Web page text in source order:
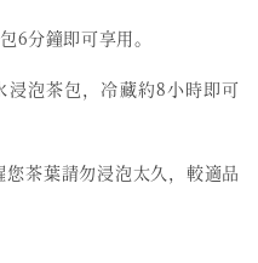
分鐘即可享用。
泡茶包，冷藏約8小時即可
茶葉請勿浸泡太久，較適品